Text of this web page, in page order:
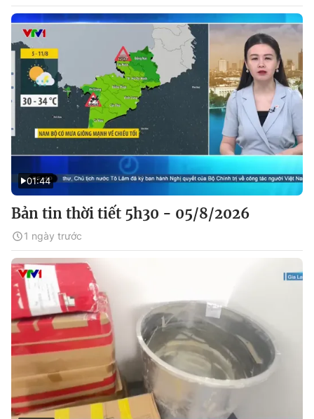
01:44
Bản tin thời tiết 5h30 - 05/8/2026
1 ngày trước